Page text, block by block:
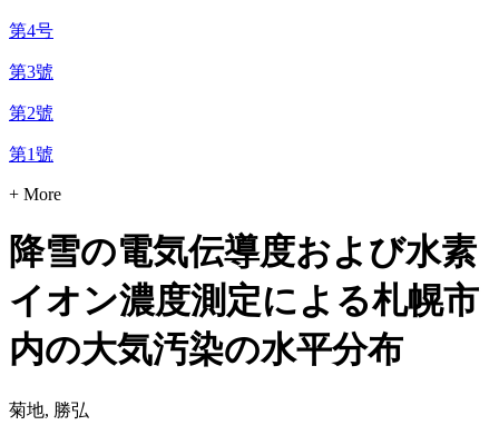
第4号
第3號
第2號
第1號
+ More
降雪の電気伝導度および水素
イオン濃度測定による札幌市
内の大気汚染の水平分布
菊地, 勝弘